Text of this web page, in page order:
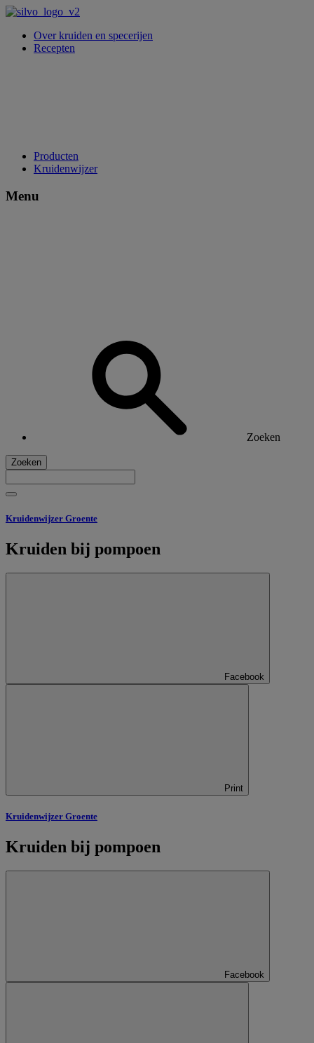
Over kruiden en specerijen
Recepten
Producten
Kruidenwijzer
Menu
Zoeken
Zoeken
Kruidenwijzer Groente
Kruiden bij pompoen
Facebook
Print
Kruidenwijzer Groente
Kruiden bij pompoen
Facebook